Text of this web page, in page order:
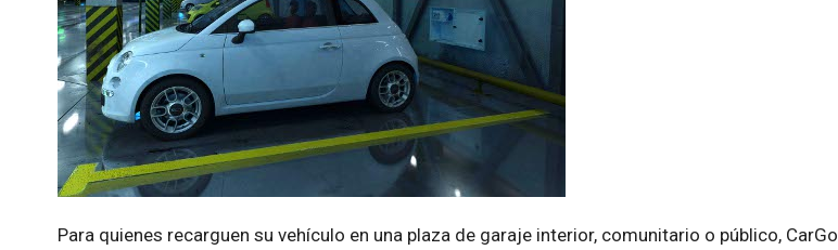
Para quienes recarguen su vehículo en una plaza de garaje interior, comunitario o público, CarGo